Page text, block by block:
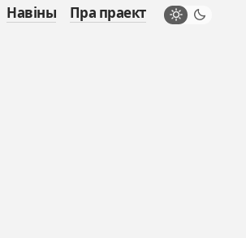
Навіны Пра праект